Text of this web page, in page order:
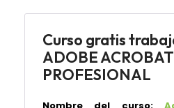
Curso gratis
ADOBE
PROFESIONAL